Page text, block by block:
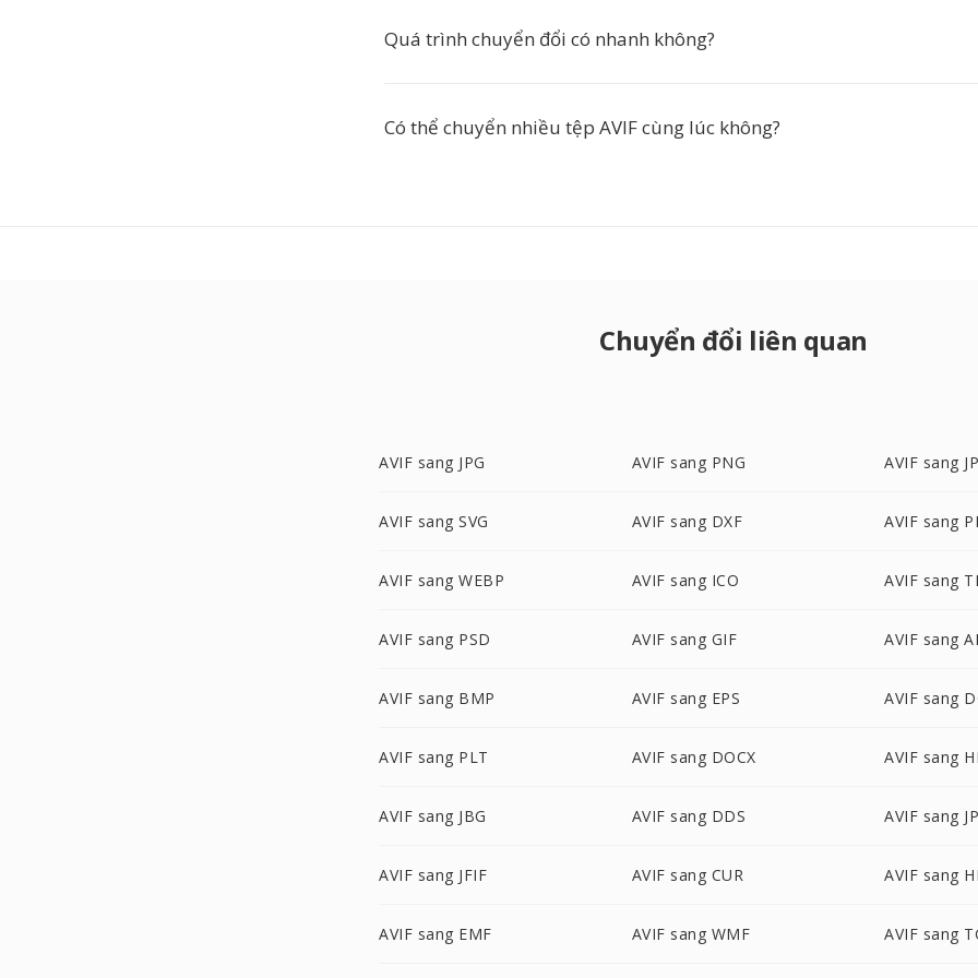
Quá trình chuyển đổi có nhanh không?
Có thể chuyển nhiều tệp AVIF cùng lúc không?
Chuyển đổi liên quan
AVIF sang JPG AVIF sang PNG AVIF sang
AVIF sang SVG AVIF sang DXF AVIF sang
AVIF sang WEBP AVIF sang ICO AVIF sang
AVIF sang PSD AVIF sang GIF AVIF sang
AVIF sang BMP AVIF sang EPS AVIF sang
AVIF sang PLT AVIF sang DOCX AVIF sang
AVIF sang JBG AVIF sang DDS AVIF sang
AVIF sang JFIF AVIF sang CUR AVIF sang
AVIF sang EMF AVIF sang WMF AVIF sang